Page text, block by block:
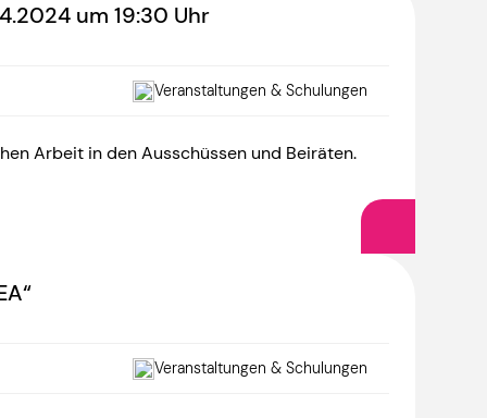
um 19:30 Uhr
Veranstaltungen & Schulungen
Arbeit in den Ausschüssen und Beiräten.
Veranstaltungen & Schulungen